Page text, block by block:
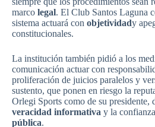
marco legal. El Club Santos Laguna
sistema actuará con objetividady
constitucionales.
La institución también pidió a los
comunicación actuar con
proliferación de juicios paralelos y
sustento, que ponen en riesgo la
Orlegi Sports como de su presidente,
veracidad informativa y la
pública.